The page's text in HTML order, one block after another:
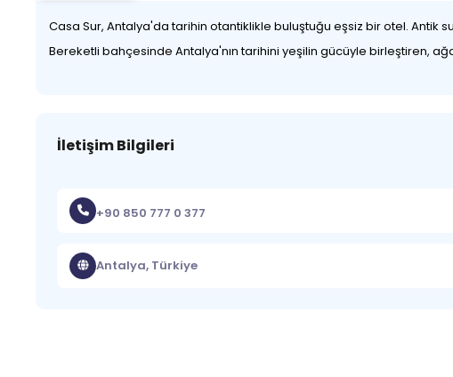
Casa Sur, Antalya'da tarihin otantiklikle buluştuğu eşsiz bir otel. Antik
Bereketli bahçesinde Antalya'nın tarihini yeşilin gücüyle birleştiren,
İletişim Bilgileri
+90 850 777 0 377
Antalya, Türkiye